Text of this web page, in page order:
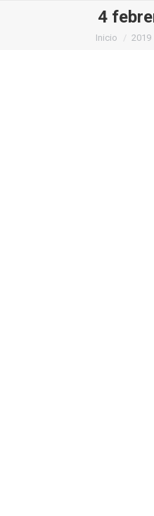
4
Estás aquí:
Inicio 2019